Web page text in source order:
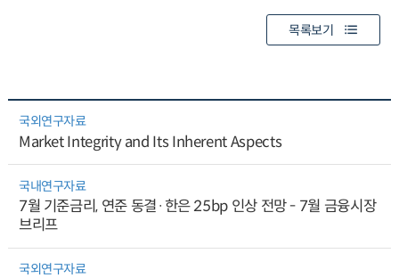
목록보기
국외연구자료
Market Integrity and Its Inherent Aspects
국내연구자료
7월 기준금리, 연준 동결·한은 25bp 인상 전망 - 7월 금융시장
브리프
국외연구자료